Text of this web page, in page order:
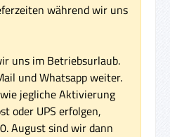
während wir uns
uns im Betriebsurlaub.
und Whatsapp weiter.
jegliche Aktivierung
oder UPS erfolgen,
August sind wir dann